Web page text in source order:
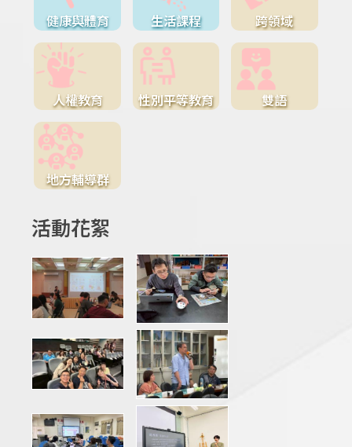
健康與體育 生活課程 跨領域
人權教育 性別平等教育 雙語
地方輔導群
活動花絮